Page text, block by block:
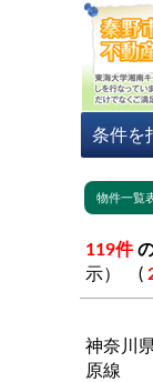
119件
示） (
神奈川
原線